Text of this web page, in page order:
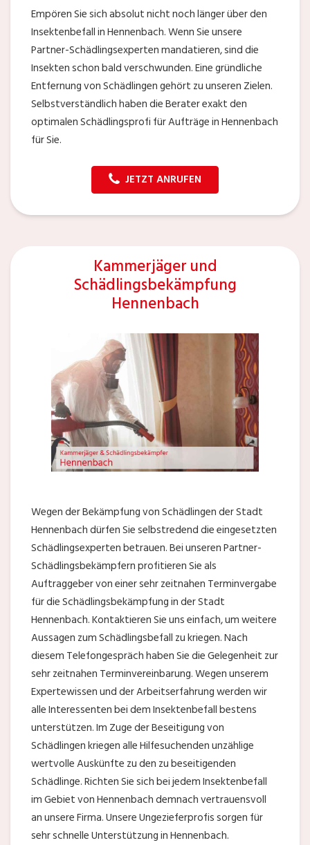
Empören Sie sich absolut nicht noch länger über den
Insektenbefall in Hennenbach. Wenn Sie unsere
Partner-Schädlingsexperten mandatieren, sind die
Insekten schon bald verschwunden. Eine gründliche
Entfernung von Schädlingen gehört zu unseren Zielen.
Selbstverständlich haben die Berater exakt den
optimalen Schädlingsprofi für Aufträge in Hennenbach
für Sie.
JETZT ANRUFEN
Kammerjäger und
Schädlingsbekämpfung
Hennenbach
Wegen der Bekämpfung von Schädlingen der Stadt
Hennenbach dürfen Sie selbstredend die eingesetzten
Schädlingsexperten betrauen. Bei unseren Partner-
Schädlingsbekämpfern profitieren Sie als
Auftraggeber von einer sehr zeitnahen Terminvergabe
für die Schädlingsbekämpfung in der Stadt
Hennenbach. Kontaktieren Sie uns einfach, um weitere
Aussagen zum Schädlingsbefall zu kriegen. Nach
diesem Telefongespräch haben Sie die Gelegenheit zur
sehr zeitnahen Terminvereinbarung. Wegen unserem
Expertewissen und der Arbeitserfahrung werden wir
alle Interessenten bei dem Insektenbefall bestens
unterstützen. Im Zuge der Beseitigung von
Schädlingen kriegen alle Hilfesuchenden unzählige
wertvolle Auskünfte zu den zu beseitigenden
Schädlinge. Richten Sie sich bei jedem Insektenbefall
im Gebiet von Hennenbach demnach vertrauensvoll
an unsere Firma. Unsere Ungezieferprofis sorgen für
sehr schnelle Unterstützung in Hennenbach.